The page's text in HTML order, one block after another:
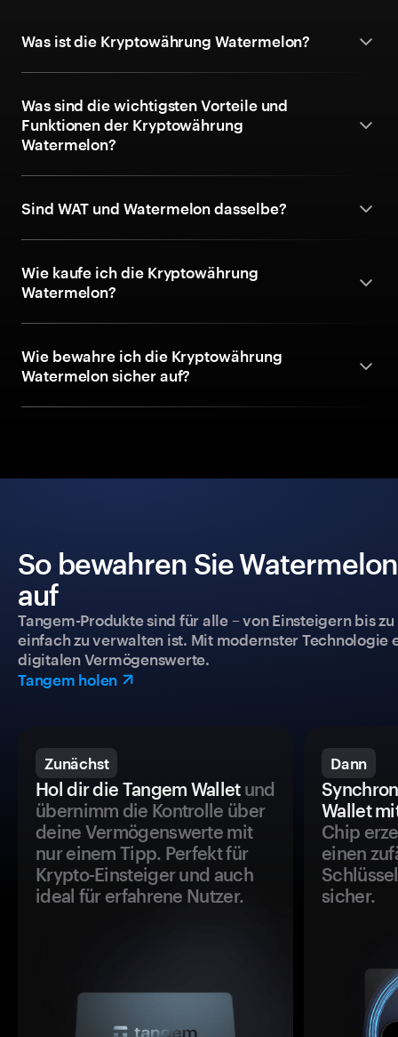
Was ist die Kryptowährung Watermelon?
Was sind die wichtigsten Vorteile und
Funktionen der Kryptowährung
Watermelon?
Sind WAT und Watermelon dasselbe?
Wie kaufe ich die Kryptowährung
Watermelon?
Wie bewahre ich die Kryptowährung
Watermelon sicher auf?
So bewahren Sie
auf
Tangem-Produkte sind für alle – von Einsteigern bis
einfach zu verwalten ist. Mit modernster
digitalen Vermögenswerte.
Tangem holen
Zunächst
Hol dir die Tangem Walletund
übernimm die Kontrolle über
deine Vermögenswerte mit
nur einem Tipp. Perfekt für
Krypto-Einsteiger und auch
ideal für erfahrene Nutzer.
Dann
Wallet
Chip
einen
sicher.